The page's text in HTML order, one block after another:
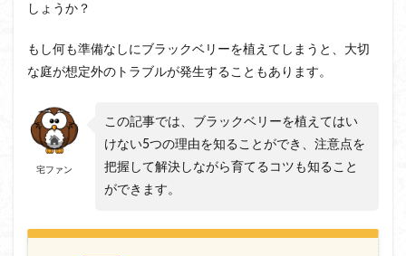
しょうか？
もし何も準備なしにブラックベリーを植えてしまうと、大切
な庭が想定外のトラブルが発生することもあります。
宅ファン
この記事では、ブラックベリーを植えてはい
けない5つの理由を知ることができ、注意点を
把握して解決しながら育てるコツも知ること
ができます。